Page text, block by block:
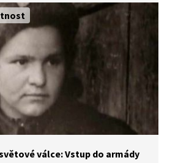
válce: Vstup do armády